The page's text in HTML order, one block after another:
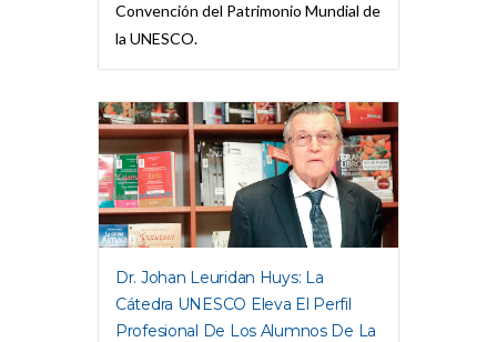
Convención del Patrimonio Mundial de
la UNESCO.
Dr. Johan Leuridan Huys: La
Cátedra UNESCO Eleva El Perfil
Profesional De Los Alumnos De La